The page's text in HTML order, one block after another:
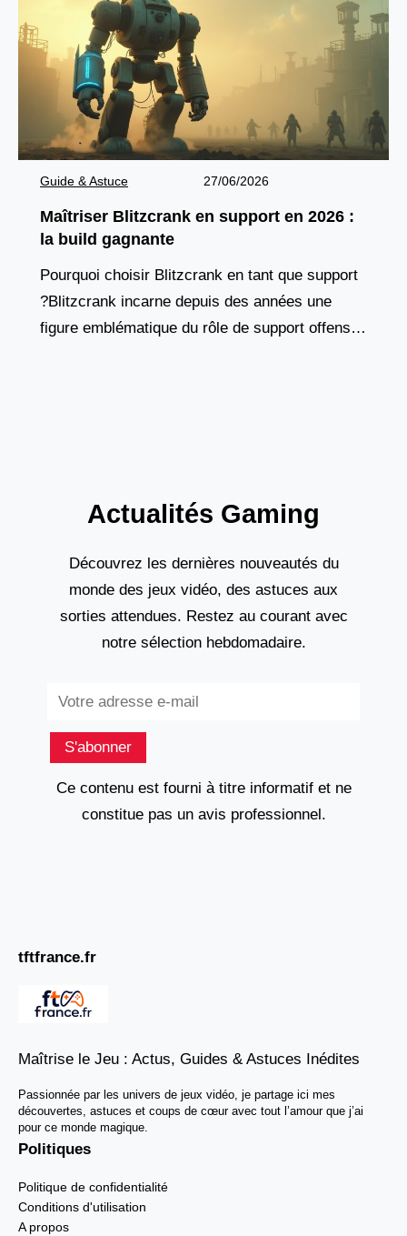
Guide & Astuce 27/06/2026
Maîtriser Blitzcrank en support en 2026 :
la build gagnante
Pourquoi choisir Blitzcrank en tant que support
?Blitzcrank incarne depuis des années une
figure emblématique du rôle de support offensif.
Actualités Gaming
Découvrez les dernières nouveautés du
monde des jeux vidéo, des astuces aux
sorties attendues. Restez au courant avec
notre sélection hebdomadaire.
S'abonner
Ce contenu est fourni à titre informatif et ne
constitue pas un avis professionnel.
tftfrance.fr
Maîtrise le Jeu : Actus, Guides & Astuces Inédites
Passionnée par les univers de jeux vidéo, je partage ici mes
découvertes, astuces et coups de cœur avec tout l’amour que j’ai
pour ce monde magique.
Politiques
Politique de confidentialité
Conditions d'utilisation
A propos